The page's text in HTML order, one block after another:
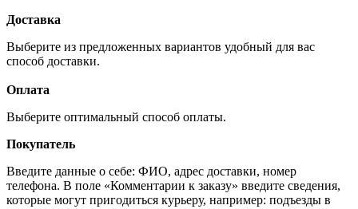
Доставка
Выберите из предложенных вариантов удобный для вас
способ доставки.
Оплата
Выберите оптимальный способ оплаты.
Покупатель
Введите данные о себе: ФИО, адрес доставки, номер
телефона. В поле «Комментарии к заказу» введите сведения,
которые могут пригодиться курьеру, например: подъезды в